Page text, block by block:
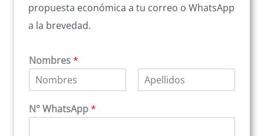
propuesta económica a tu correo o WhatsApp
a la brevedad.
Nombres*
o
m
N° WhatsApp*